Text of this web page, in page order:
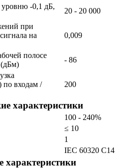
-0,1 дБ,
20 - 20 000
при
на
0,009
полосе
(дБм)
- 86
по входам /
200
характеристики
100 - 240%
≤ 10
1
IEC 60320 C14
характеристики